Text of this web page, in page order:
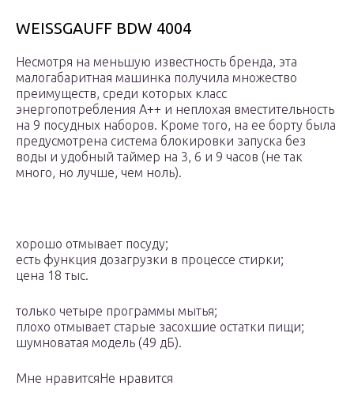
WEISSGAUFF BDW 4004
Несмотря на меньшую известность бренда, эта
малогабаритная машинка получила множество
преимуществ, среди которых класс
энергопотребления A++ и неплохая вместительность
на 9 посудных наборов. Кроме того, на ее борту была
предусмотрена система блокировки запуска без
воды и удобный таймер на 3, 6 и 9 часов (не так
много, но лучше, чем ноль).
хорошо отмывает посуду;
есть функция дозагрузки в процессе стирки;
цена 18 тыс.
только четыре программы мытья;
плохо отмывает старые засохшие остатки пищи;
шумноватая модель (49 дБ).
Мне нравитсяНе нравится